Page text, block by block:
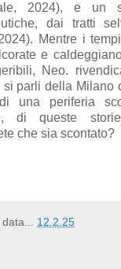
2024), e un
dai tratti
Mentre i
e
Neo.
si parli della Milano
una periferia
di queste
che sia scontato?
data... 12.2.25